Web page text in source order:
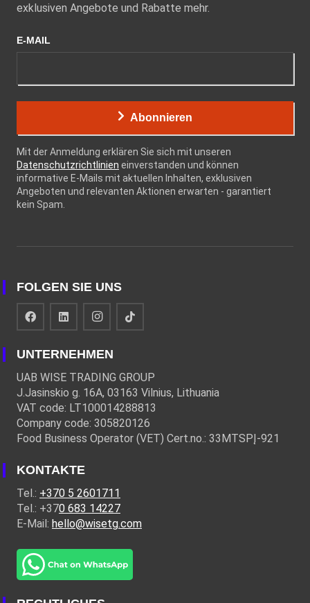
exklusiven Angebote und Rabatte mehr.
E-MAIL
Abonnieren
Mit der Anmeldung erklären Sie sich mit unseren
Datenschutzrichtlinien einverstanden und können
informative E-Mails mit aktuellen Inhalten, exklusiven
Angeboten und relevanten Aktionen erwarten - garantiert
kein Spam.
FOLGEN SIE UNS
UNTERNEHMEN
UAB WISE TRADING GROUP
J.Jasinskio g. 16A, 03163 Vilnius, Lithuania
VAT code: LT100014288813
Company code: 305820126
Food Business Operator (VET) Cert.no.: 33MTSPĮ-921
KONTAKTE
Tel.: +370 5 2601711
Tel.: +370 683 14227
E-Mail: hello@wisetg.com